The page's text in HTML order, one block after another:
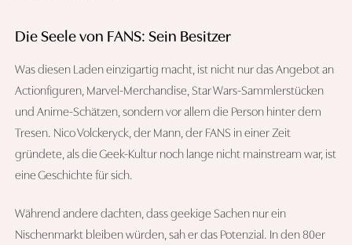
Die Seele von FANS: Sein Besitzer
Was diesen Laden einzigartig macht, ist nicht nur das Angebot an
Actionfiguren, Marvel-Merchandise, Star Wars-Sammlerstücken
und Anime-Schätzen, sondern vor allem die Person hinter dem
Tresen. Nico Volckeryck, der Mann, der FANS in einer Zeit
gründete, als die Geek-Kultur noch lange nicht mainstream war, ist
eine Geschichte für sich.
Während andere dachten, dass geekige Sachen nur ein
Nischenmarkt bleiben würden, sah er das Potenzial. In den 80er